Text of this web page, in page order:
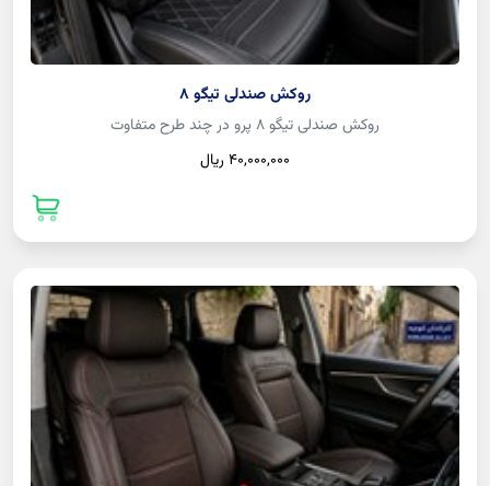
روکش صندلی تیگو 8
روکش صندلی تیگو 8 پرو در چند طرح متفاوت
40,000,000 ريال